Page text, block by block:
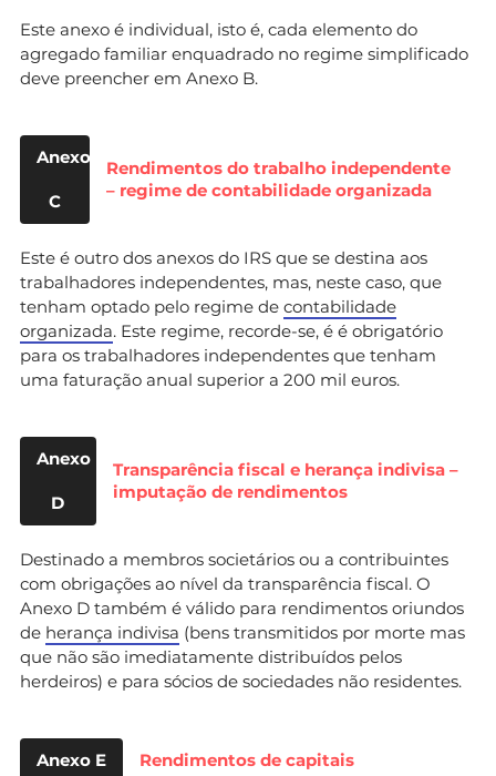
Este anexo é individual, isto é, cada elemento do
agregado familiar enquadrado no regime simplificado
deve preencher em Anexo B.
Anexo
C
Rendimentos do trabalho independente
– regime de contabilidade organizada
Este é outro dos anexos do IRS que se destina aos
trabalhadores independentes, mas, neste caso, que
tenham optado pelo regime de contabilidade
organizada. Este regime, recorde-se, é é obrigatório
para os trabalhadores independentes que tenham
uma faturação anual superior a 200 mil euros.
Anexo
D
Transparência fiscal e herança indivisa –
imputação de rendimentos
Destinado a membros societários ou a contribuintes
com obrigações ao nível da transparência fiscal. O
Anexo D também é válido para rendimentos oriundos
de herança indivisa (bens transmitidos por morte mas
que não são imediatamente distribuídos pelos
herdeiros) e para sócios de sociedades não residentes.
Anexo E Rendimentos de capitais